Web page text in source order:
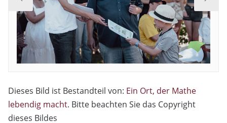
Dieses Bild ist Bestandteil von: Ein Ort, der Mathe
lebendig macht. Bitte beachten Sie das Copyright
dieses Bildes